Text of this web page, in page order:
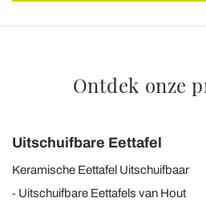
Ontdek onze
Uitschuifbare Eettafel
Keramische Eettafel Uitschuifbaar
Uitschuifbare Eettafels van Hout